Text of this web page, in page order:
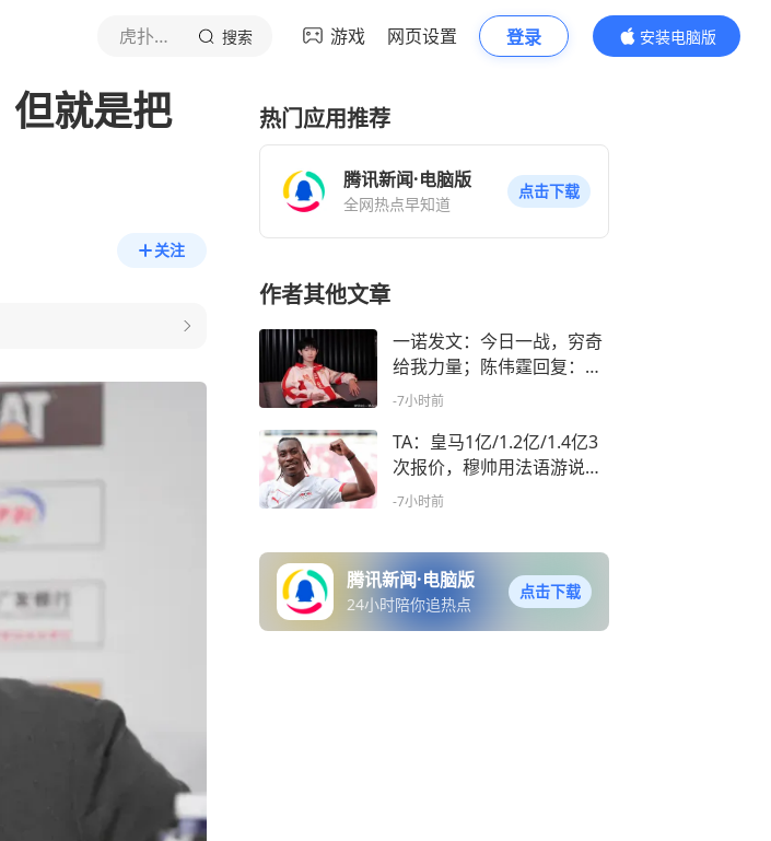
虎扑体育内容 搜索 游戏 网页设置 登录
安装电脑版
内容更精彩
但就是把
关注
热门应用推荐
腾讯新闻·电脑版
全网热点早知道
点击下载
作者其他文章
一诺发文：今日一战，穷奇
给我力量；陈伟霆回复：兄
弟加油
-7小时前
TA：皇马1亿/1.2亿/1.4亿3
次报价，穆帅用法语游说迪
奥曼德
-7小时前
腾讯新闻·电脑版
24小时陪你追热点
点击下载